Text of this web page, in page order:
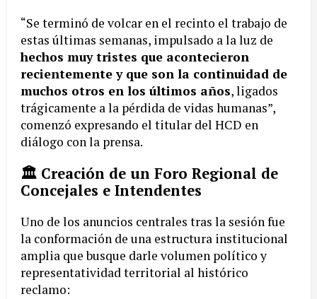
“Se terminó de volcar en el recinto el trabajo de
estas últimas semanas, impulsado a la luz de
hechos muy tristes que acontecieron
recientemente y que son la continuidad de
muchos otros en los últimos años, ligados
trágicamente a la pérdida de vidas humanas”,
comenzó expresando el titular del HCD en
diálogo con la prensa.
🏛️ Creación de un Foro Regional de
Concejales e Intendentes
Uno de los anuncios centrales tras la sesión fue
la conformación de una estructura institucional
amplia que busque darle volumen político y
representatividad territorial al histórico
reclamo: